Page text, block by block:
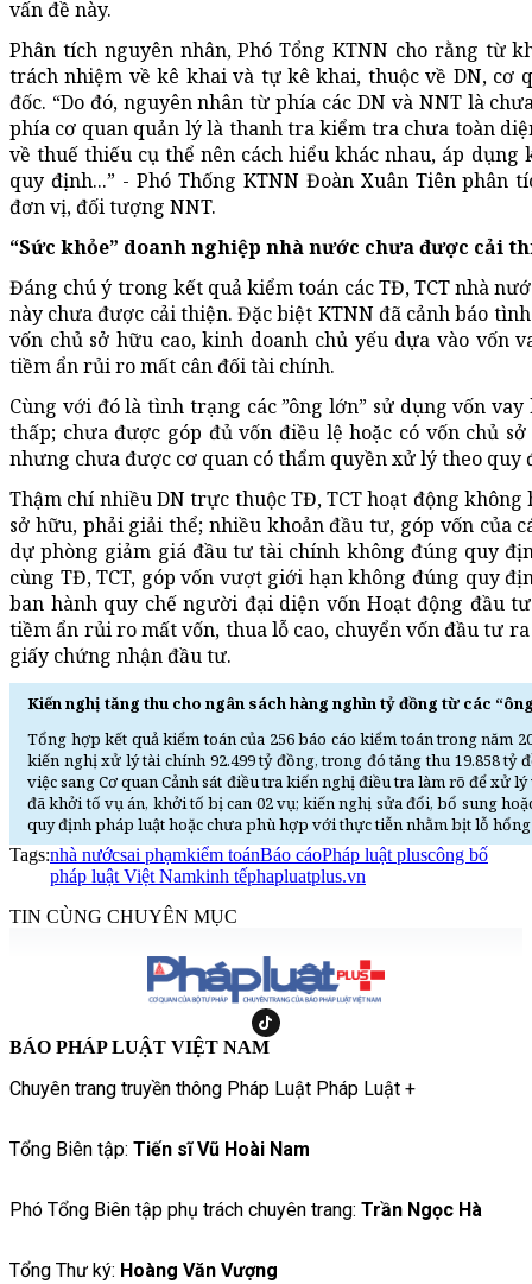
vấn đề này.
Phân tích nguyên nhân, Phó Tổng KTNN cho rằng từ
trách nhiệm về kê khai và tự kê khai, thuộc về DN, cơ
đốc. “Do đó, nguyên nhân từ phía các DN và NNT là
phía cơ quan quản lý là thanh tra kiểm tra chưa toàn
về thuế thiếu cụ thể nên cách hiểu khác nhau, áp dụng
quy định...” - Phó Thống KTNN Đoàn Xuân Tiên
đơn vị, đối tượng NNT.
“Sức khỏe” doanh nghiệp nhà nước chưa được cải
Đáng chú ý trong kết quả kiểm toán các TĐ, TCT nhà
này chưa được cải thiện. Đặc biệt KTNN đã cảnh báo
vốn chủ sở hữu cao, kinh doanh chủ yếu dựa vào vốn
tiềm ẩn rủi ro mất cân đối tài chính.
Cùng với đó là tình trạng các ”ông lớn” sử dụng vốn
thấp; chưa được góp đủ vốn điều lệ hoặc có vốn chủ
nhưng chưa được cơ quan có thẩm quyền xử lý theo
Thậm chí nhiều DN trực thuộc TĐ, TCT hoạt động
sở hữu, phải giải thể; nhiều khoản đầu tư, góp vốn của
dự phòng giảm giá đầu tư tài chính không đúng quy
cùng TĐ, TCT, góp vốn vượt giới hạn không đúng quy
ban hành quy chế người đại diện vốn Hoạt động đầu
tiềm ẩn rủi ro mất vốn, thua lỗ cao, chuyển vốn đầu tư
giấy chứng nhận đầu tư.
Kiến nghị tăng thu cho ngân sách hàng nghìn tỷ đồng từ các
Tổng hợp kết quả kiểm toán của 256 báo cáo kiểm toán trong năm
kiến nghị xử lý tài chính 92.499 tỷ đồng, trong đó tăng thu 19.858 tỷ
việc sang Cơ quan Cảnh sát điều tra kiến nghị điều tra làm rõ để xử
đã khởi tố vụ án, khởi tố bị can 02 vụ; kiến nghị sửa đổi, bổ sung
quy định pháp luật hoặc chưa phù hợp với thực tiễn nhằm bịt lỗ
Tags:nhà nướcsai phạmkiểm toánBáo cáoPháp luật pluscông bố
pháp luật Việt Namkinh tếphapluatplus.vn
TIN CÙNG CHUYÊN MỤC
BÁO PHÁP LUẬT VIỆT NAM
Chuyên trang truyền thông Pháp Luật Pháp Luật +
Tổng Biên tập: Tiến sĩ Vũ Hoài Nam
Phó Tổng Biên tập phụ trách chuyên trang: Trần Ngọc Hà
Tổng Thư ký: Hoàng Văn Vượng